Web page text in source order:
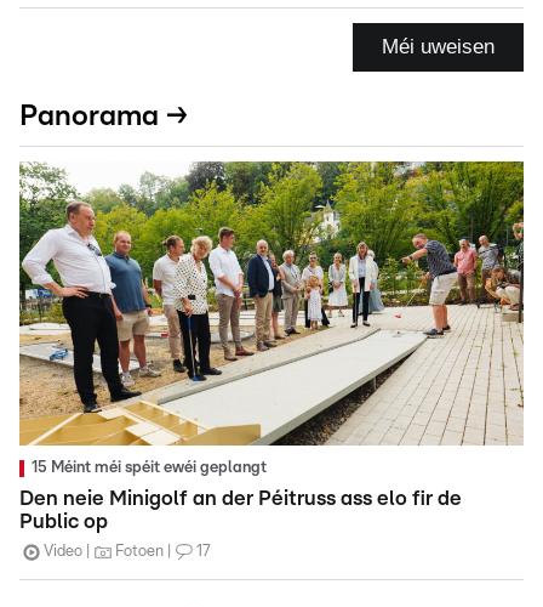
Méi uweisen
Panorama →
15 Méint méi spéit ewéi geplangt
Den neie Minigolf an der Péitruss ass elo fir de
Public op
Video Fotoen 17